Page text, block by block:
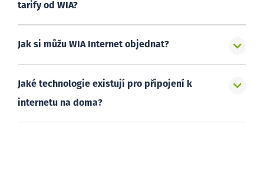
tarify od WIA?
Jak si můžu WIA Internet objednat?
Jaké technologie existují pro připojení k
internetu na doma?